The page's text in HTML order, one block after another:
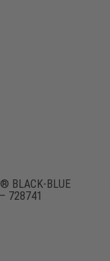
BLACK-BLUE
728741